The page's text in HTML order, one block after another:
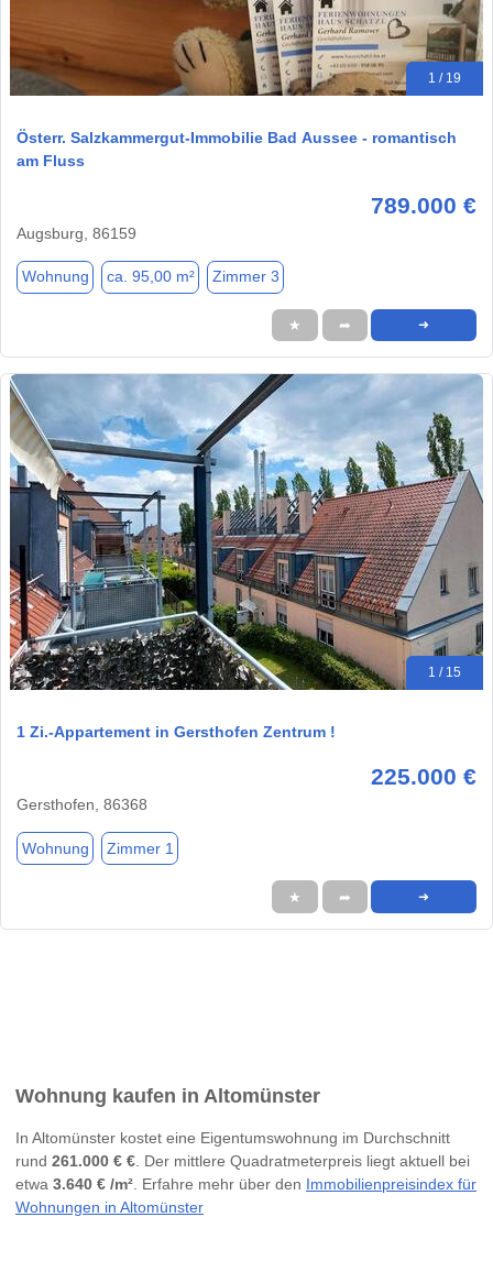
1 / 19
Österr. Salzkammergut-Immobilie Bad Aussee - romantisch
am Fluss
789.000 €
Augsburg, 86159
Wohnung ca. 95,00 m² Zimmer 3
★ ➦ ➜
1 / 15
1 Zi.-Appartement in Gersthofen Zentrum !
225.000 €
Gersthofen, 86368
Wohnung Zimmer 1
★ ➦ ➜
Wohnung kaufen in Altomünster
In Altomünster kostet eine Eigentumswohnung im Durchschnitt
rund 261.000 € € . Der mittlere Quadratmeterpreis liegt aktuell bei
etwa 3.640 € /m² . Erfahre mehr über den Immobilienpreisindex für
Wohnungen in Altomünster